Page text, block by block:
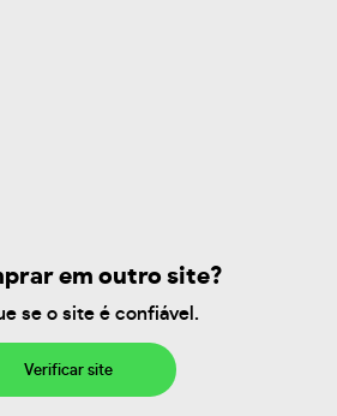
em outro site?
se o site é confiável.
Verificar site